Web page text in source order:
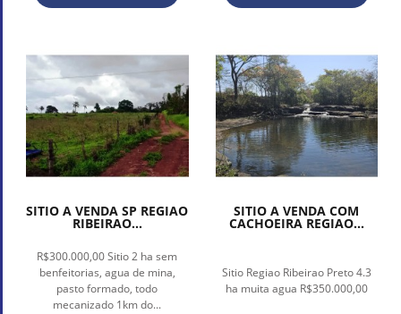
SITIO A VENDA SP REGIAO
RIBEIRAO...
R$300.000,00 Sitio 2 ha sem
benfeitorias, agua de mina,
pasto formado, todo
mecanizado 1km do...
SITIO A VENDA COM
CACHOEIRA REGIAO...
Sitio Regiao Ribeirao Preto 4.3
ha muita agua R$350.000,00